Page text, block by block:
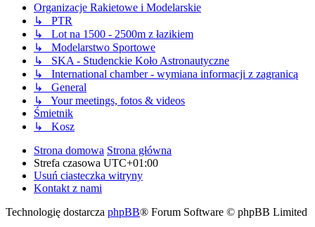
Organizacje Rakietowe i Modelarskie
↳ PTR
↳ Lot na 1500 - 2500m z łazikiem
↳ Modelarstwo Sportowe
↳ SKA - Studenckie Koło Astronautyczne
↳ International chamber - wymiana informacji z zagranicą
↳ General
↳ Your meetings, fotos & videos
Śmietnik
↳ Kosz
Strona domowa Strona główna
Strefa czasowa UTC+01:00
Usuń ciasteczka witryny
Kontakt z nami
Technologię dostarcza phpBB® Forum Software © phpBB Limited